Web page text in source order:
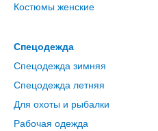
Костюмы женские
Спецодежда
Спецодежда зимняя
Спецодежда летняя
Для охоты и рыбалки
Рабочая одежда